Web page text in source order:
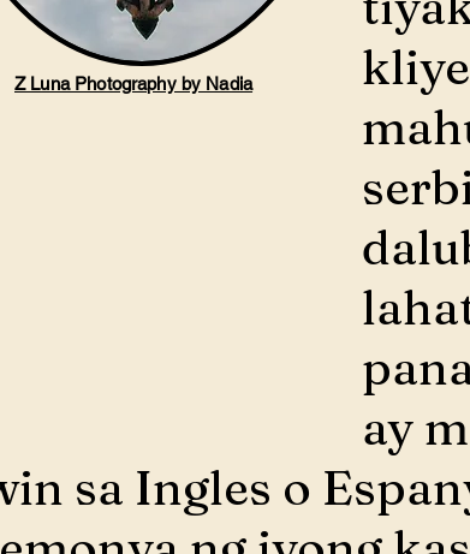
Z Luna Photography by Nadia
ay
sa Ingles o